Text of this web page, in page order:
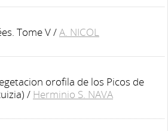
Tome V/A. NICOL
orofila de los Picos de
/ Herminio S. NAVA